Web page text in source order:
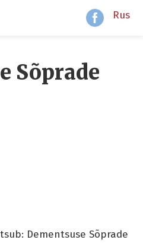
Rus
Sõprade
Dementsuse Sõprade